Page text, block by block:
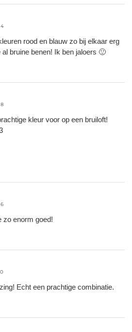
rood en blauw zo bij elkaar erg
bruine benen! Ik ben jaloers 🙂
kleur voor op een bruiloft!
zo enorm goed!
Echt een prachtige combinatie.